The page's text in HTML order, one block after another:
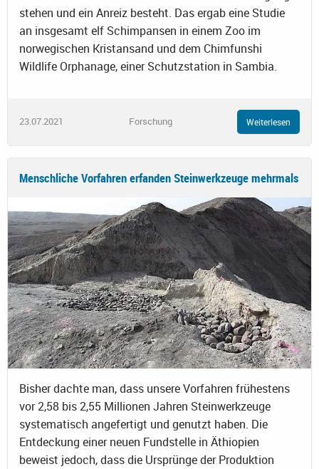
stehen und ein Anreiz besteht. Das ergab eine Studie
an insgesamt elf Schimpansen in einem Zoo im
norwegischen Kristansand und dem Chimfunshi
Wildlife Orphanage, einer Schutzstation in Sambia.
23.07.2021 Forschung Weiterlesen
Menschliche Vorfahren erfanden Steinwerkzeuge mehrmals
Bisher dachte man, dass unsere Vorfahren frühestens
vor 2,58 bis 2,55 Millionen Jahren Steinwerkzeuge
systematisch angefertigt und genutzt haben. Die
Entdeckung einer neuen Fundstelle in Äthiopien
beweist jedoch, dass die Ursprünge der Produktion